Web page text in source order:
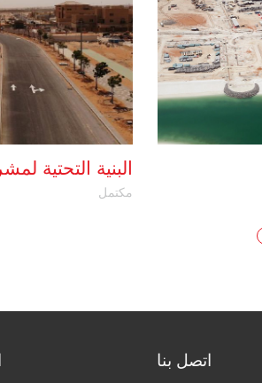
البنية التحتية
مكتمل
اتصل بنا